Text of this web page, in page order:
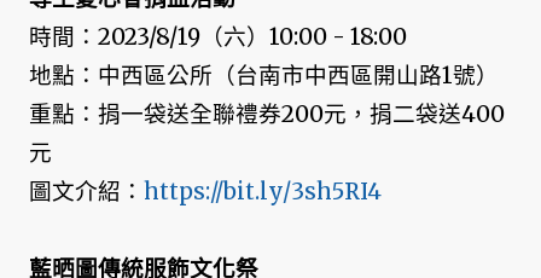
時間：2023/8/19（六）10:00 - 18:00
地點：中西區公所（台南市中西區開山路1號）
重點：捐一袋送全聯禮券200元，捐二袋送400
元
圖文介紹： https://bit.ly/3sh5RI4
藍晒圖傳統服飾文化祭